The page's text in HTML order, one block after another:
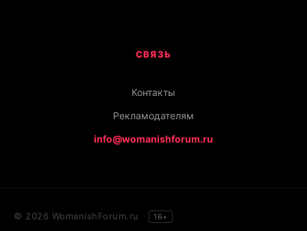
СВЯЗЬ
Контакты
Рекламодателям
info@womanishforum.ru
© 2026 WomanishForum.ru 16+